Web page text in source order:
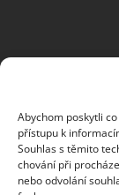
Abychom poskytli
přístupu k
Souhlas s těmito
chování při
nebo odvolání
Pravidla používání|
Deloitte.cz
© 2026. Více